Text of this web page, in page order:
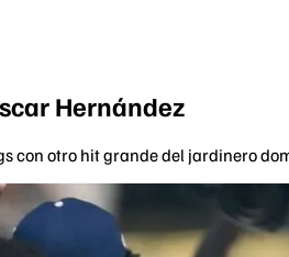
Hernández
otro hit grande del jardinero